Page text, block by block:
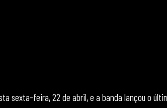
sexta-feira, 22 de abril, e a banda lançou o